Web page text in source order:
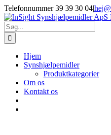
Skip
to
content
Telefonnummer 39 39 30 04|
Søg
efter:
Hjem
Synshjælpemidler
Produktkategorier
Om os
Kontakt os